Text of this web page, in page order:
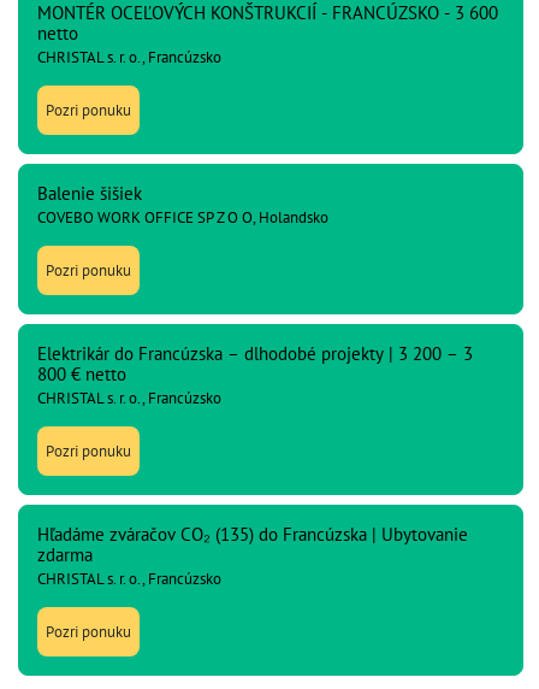
MONTÉR OCEĽOVÝCH KONŠTRUKCIÍ - FRANCÚZSKO - 3 600
netto
CHRISTAL s. r. o., Francúzsko
Pozri ponuku
Balenie šišiek
COVEBO WORK OFFICE SP Z O O, Holandsko
Pozri ponuku
Elektrikár do Francúzska – dlhodobé projekty | 3 200 – 3
800 € netto
CHRISTAL s. r. o., Francúzsko
Pozri ponuku
Hľadáme zváračov CO₂ (135) do Francúzska | Ubytovanie
zdarma
CHRISTAL s. r. o., Francúzsko
Pozri ponuku